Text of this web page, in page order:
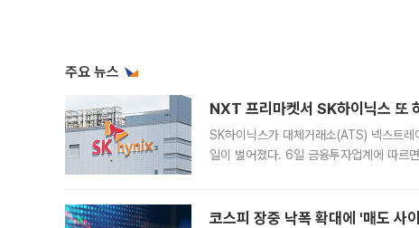
주요 뉴스
NXT 프리마켓서 SK하이닉스 또
SK하이닉스가 대체거래소(ATS) 넥스트
일이 벌어졌다. 6일 금융투자업계에 따르
코스피 장중 낙폭 확대에 '매도